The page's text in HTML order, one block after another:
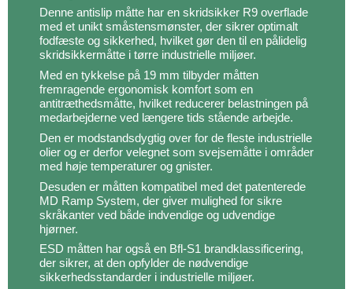
Denne antislip måtte har en skridsikker R9 overflade
med et unikt småstensmønster, der sikrer optimalt
fodfæste og sikkerhed, hvilket gør den til en pålidelig
skridsikkermåtte i tørre industrielle miljøer.
Med en tykkelse på 19 mm tilbyder måtten
fremragende ergonomisk komfort som en
antitræthedsmåtte, hvilket reducerer belastningen på
medarbejderne ved længere tids stående arbejde.
Den er modstandsdygtig over for de fleste industrielle
olier og er derfor velegnet som svejsemåtte i områder
med høje temperaturer og gnister.
Desuden er måtten kompatibel med det patenterede
MD Ramp System, der giver mulighed for sikre
skråkanter ved både indvendige og udvendige
hjørner.
ESD måtten har også en Bfl-S1 brandklassificering,
der sikrer, at den opfylder de nødvendige
sikkerhedsstandarder i industrielle miljøer.